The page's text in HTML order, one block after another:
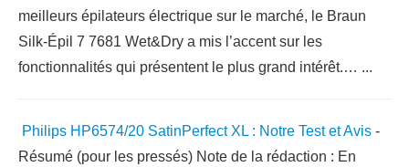
meilleurs épilateurs électrique sur le marché, le Braun
Silk-Épil 7 7681 Wet&Dry a mis l’accent sur les
fonctionnalités qui présentent le plus grand intérêt.… ...
Philips HP6574/20 SatinPerfect XL : Notre Test et Avis -
Résumé (pour les pressés) Note de la rédaction : En